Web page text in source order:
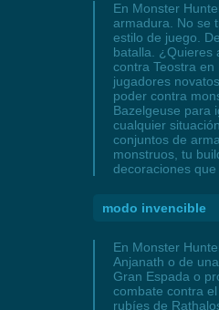
En Monster
armadura. No se
estilo de juego.
batalla. ¿Quieres
contra Teostra
jugadores
poder contra
Bazelgeuse para
cualquier
conjuntos de
monstruos, tu
decoraciones
modo invencible
En Monster
Anjanath o de
Gran Espada o
combate contra
rubíes de